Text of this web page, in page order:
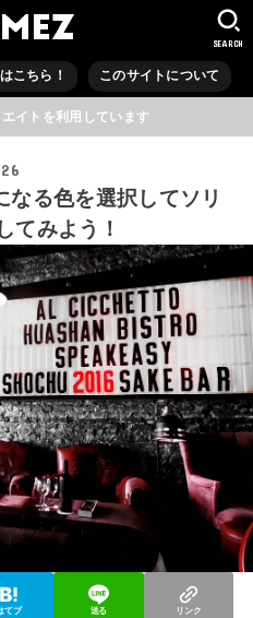
こちら！ このサイトについて
SEARCH
イトを利用しています
なる色を選択してソリ
てみよう！
てブ 送る リンク